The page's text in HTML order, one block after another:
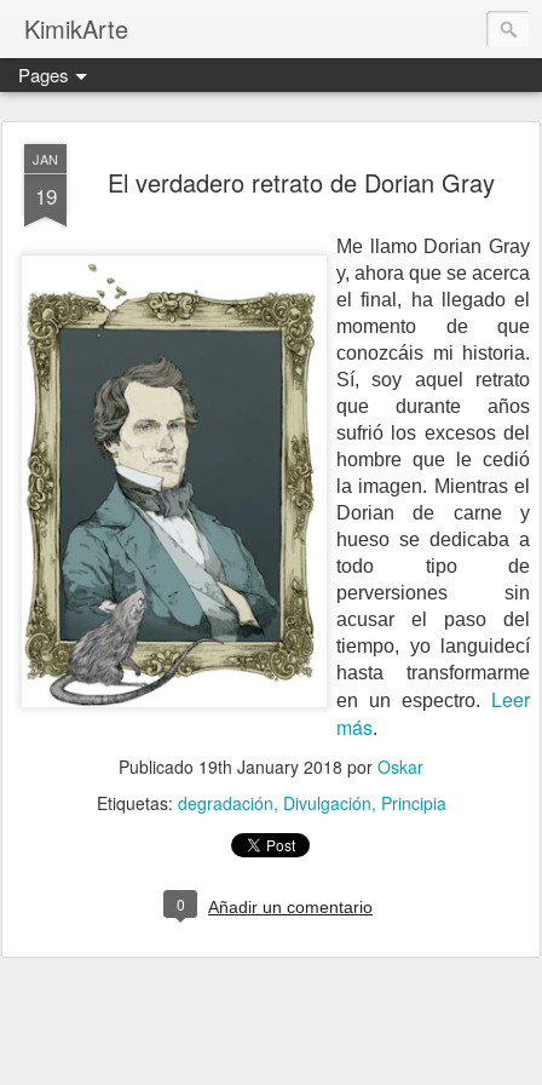
KimikArte
Pages
JAN
19 El verdadero retrato de Dorian Gray
Me llamo Dorian Gray
y, ahora que se acerca
el final, ha llegado el
momento de que
conozcáis mi historia.
Sí, soy aquel retrato
que durante años
sufrió los excesos del
hombre que le cedió
la imagen. Mientras el
Dorian de carne y
hueso se dedicaba a
todo tipo de
perversiones sin
acusar el paso del
tiempo, yo languidecí
hasta transformarme
en un espectro. Leer
más.
Publicado 19th January 2018 por Oskar
Etiquetas: degradación Divulgación Principia
0 Añadir un comentario